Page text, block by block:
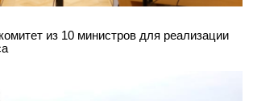
из 10 министров для реализации